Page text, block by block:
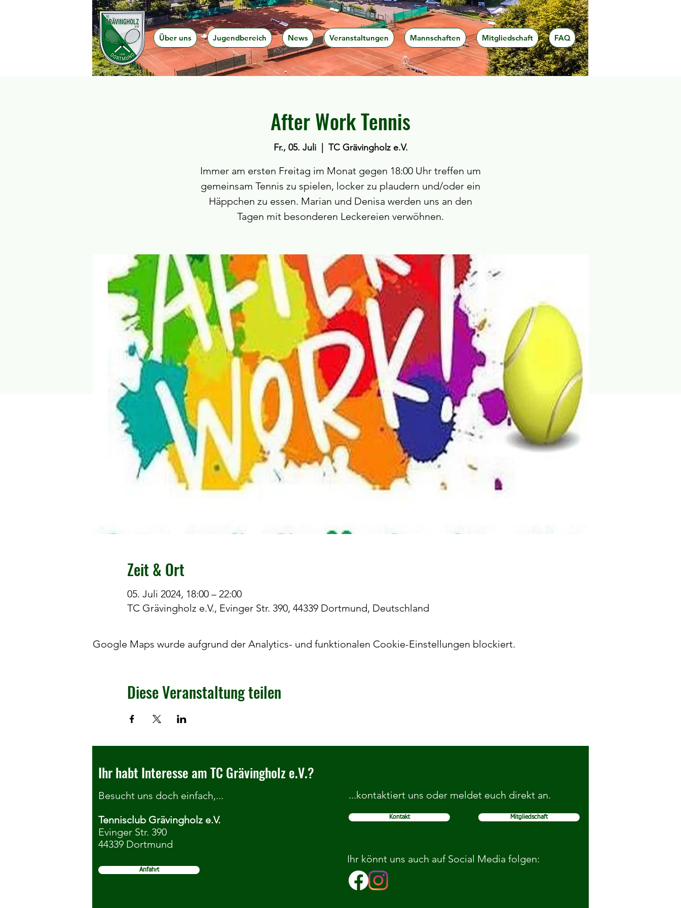
Über uns Jugendbereich News Veranstaltungen Mannschaften Mitgliedschaft FAQ
After Work Tennis
Fr., 05. Juli
  |
TC Grävingholz e.V.
Immer am ersten Freitag im Monat gegen 18:00 Uhr treffen um
gemeinsam Tennis zu spielen, locker zu plaudern und/oder ein
Häppchen zu essen. Marian und Denisa werden uns an den
Tagen mit besonderen Leckereien verwöhnen.
Zeit & Ort
05. Juli 2024, 18:00 – 22:00
TC Grävingholz e.V., Evinger Str. 390, 44339 Dortmund, Deutschland
Google Maps wurde aufgrund der Analytics- und funktionalen Cookie-Einstellungen blockiert.
Diese Veranstaltung teilen
Ihr habt Interesse am TC Grävingholz e.V.?
Besucht uns doch einfach,...
Tennisclub Grävingholz e.V.
Evinger Str. 390
44339 Dortmund
Anfahrt
...kontaktiert uns oder meldet euch direkt an.
Kontakt Mitgliedschaft
Ihr könnt uns auch auf Social Media folgen: